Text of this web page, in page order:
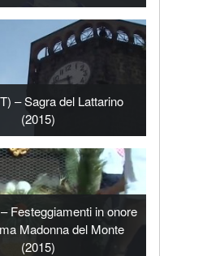
– Sagra del Lattarino
(2015)
Festeggiamenti in onore
Madonna del Monte
(2015)